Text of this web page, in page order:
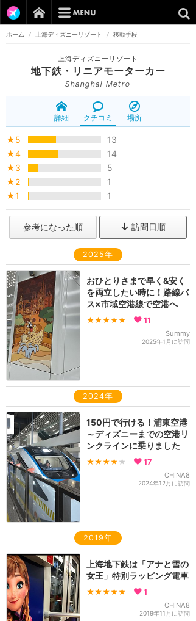
ホーム / 上海ディズニーリゾート / 移動手段
上海ディズニーリゾート
地下鉄・リニアモーターカー
Shanghai Metro
詳細 クチコミ 場所
★5
13
★4
14
★3
5
★2
1
★1
1
参考になった順 訪問日順
2025年
おひとりさまで早く&安く
を両立したい時に！路線バ
ス×市域空港線で空港へ
★★★★★ 11
Summy
2025年1月に訪問
2024年
150円で行ける！浦東空港
～ディズニーまでの空港リ
ンクラインに乗りました
★★★★ ★ 17
CHINA8
2024年12月に訪問
2019年
上海地下鉄は「アナと雪の
女王」特別ラッピング電車
★★★★★ 1
CHINA8
2019年11月に訪問